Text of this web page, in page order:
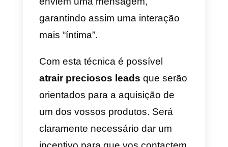
características e peculiaridades
com cuidado e atenção. A oferta
logo clara, de forma a tornar
acessíveis aos teus potenciais
clientes todas as informações de
que têm necessiade.